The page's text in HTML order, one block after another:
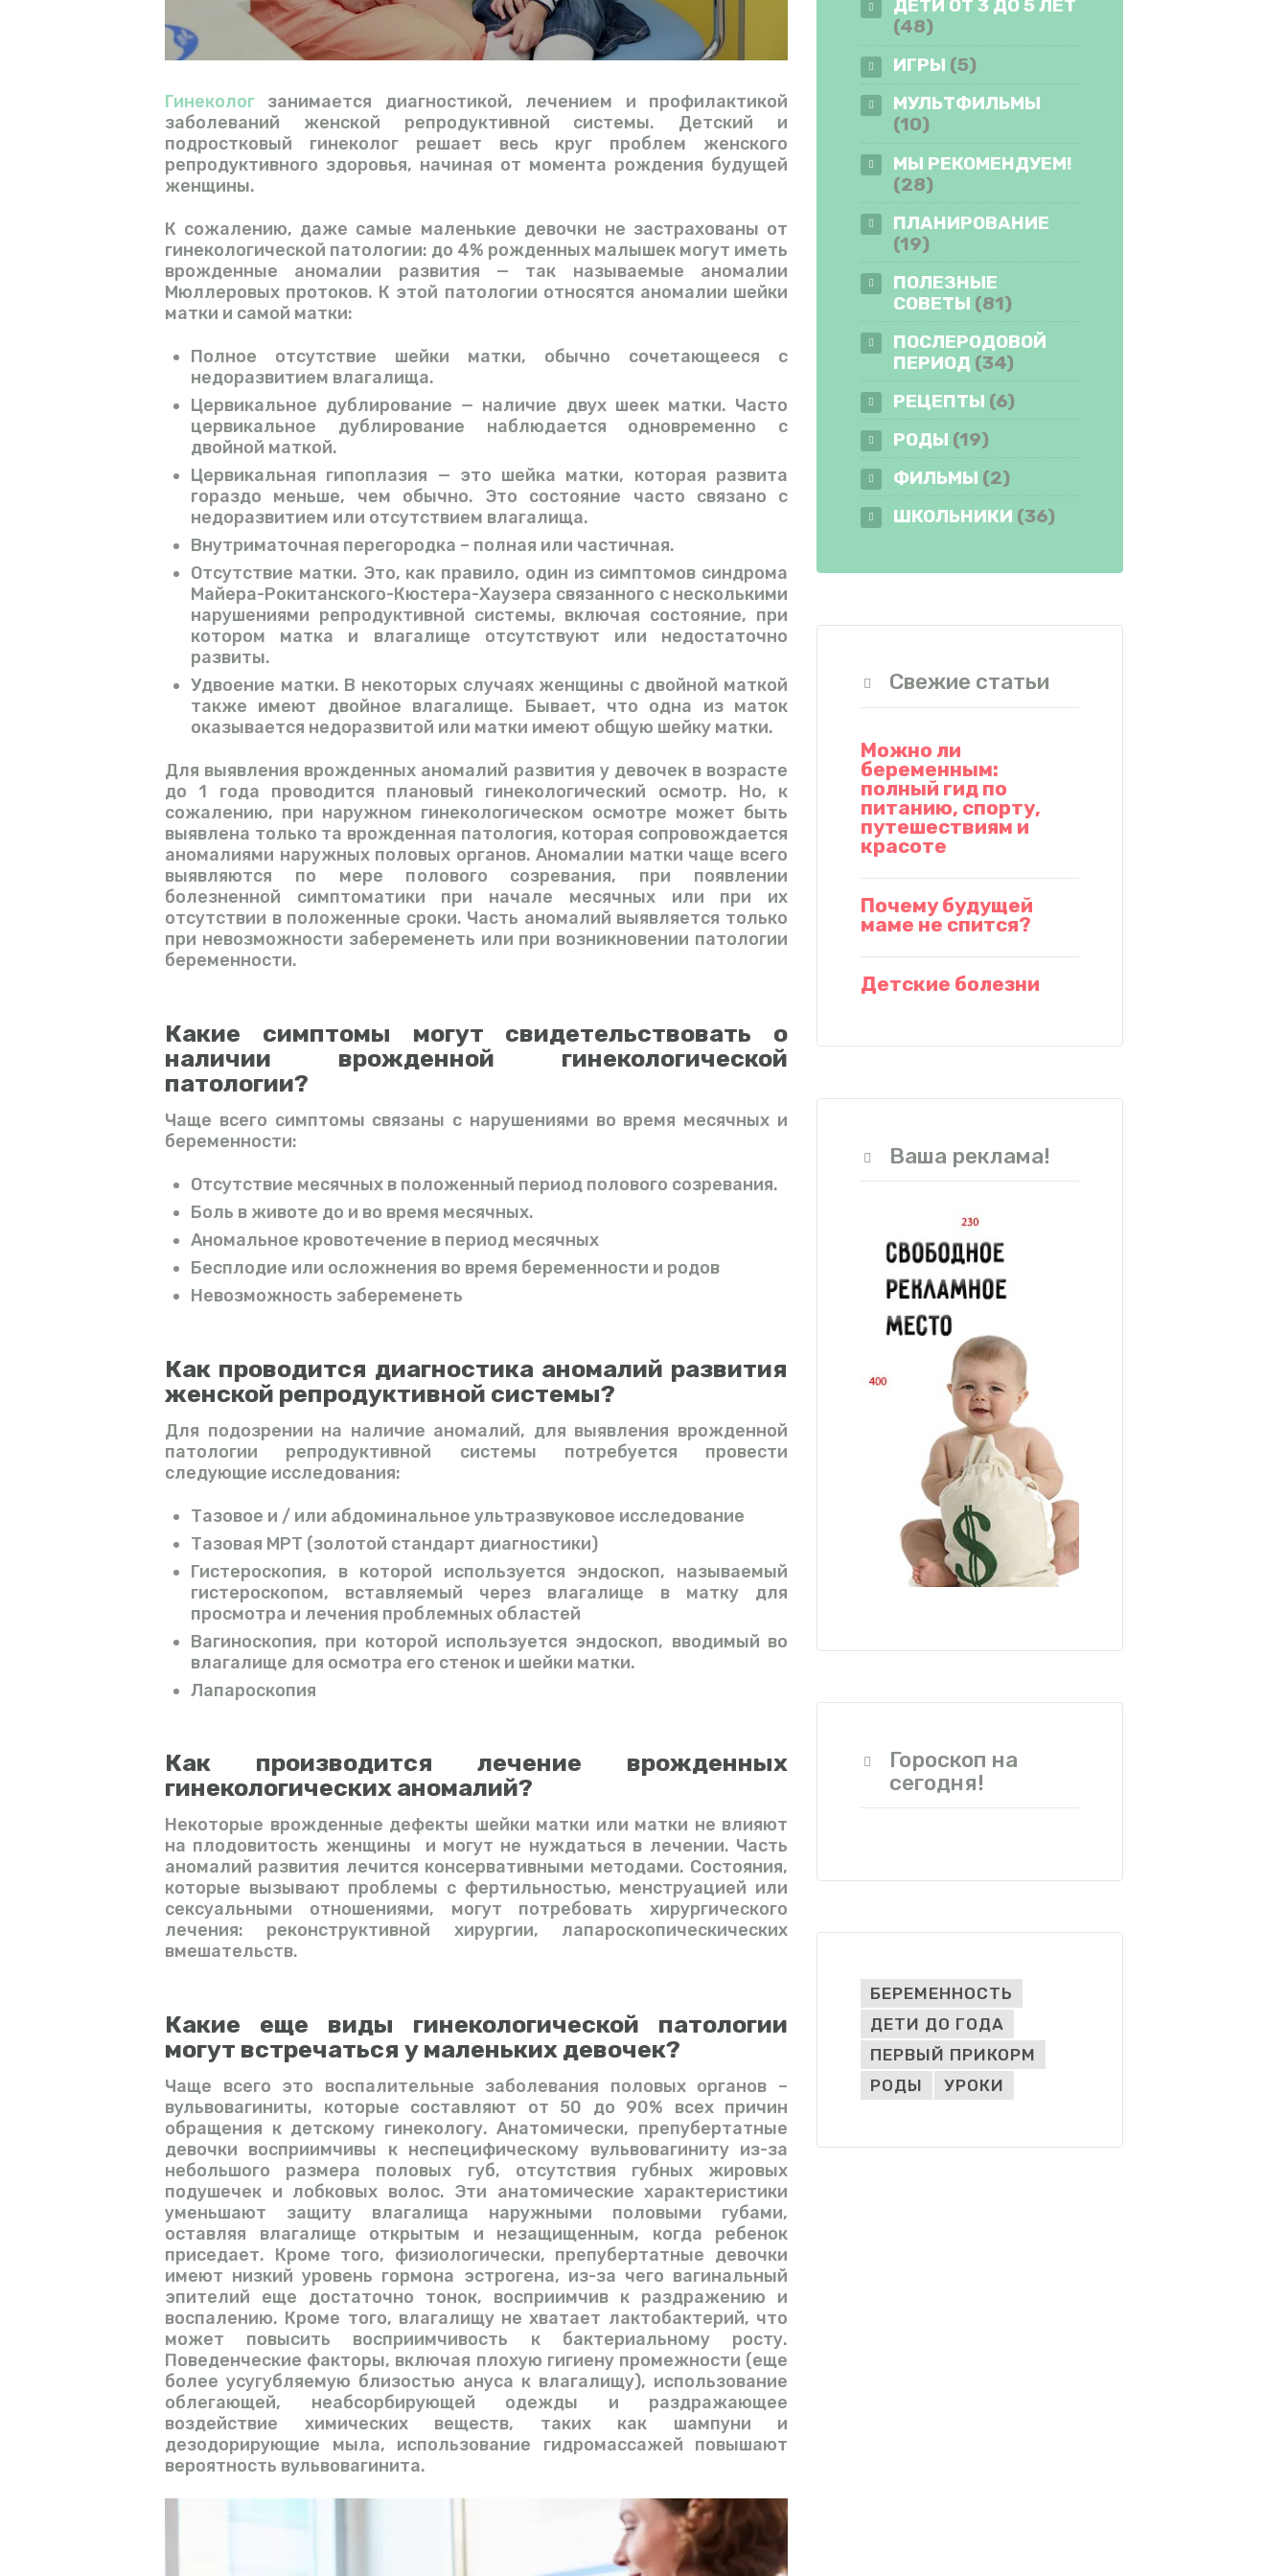
Гинеколог занимается диагностикой, лечением и профилактикой
заболеваний женской репродуктивной системы. Детский и
подростковый гинеколог решает весь круг проблем женского
репродуктивного здоровья, начиная от момента рождения будущей
женщины.
К сожалению, даже самые маленькие девочки не застрахованы от
гинекологической патологии: до 4% рожденных малышек могут иметь
врожденные аномалии развития — так называемые аномалии
Мюллеровых протоков. К этой патологии относятся аномалии шейки
матки и самой матки:
Полное отсутствие шейки матки, обычно сочетающееся с
недоразвитием влагалища.
Цервикальное дублирование — наличие двух шеек матки. Часто
цервикальное дублирование наблюдается одновременно с
двойной маткой.
Цервикальная гипоплазия — это шейка матки, которая развита
гораздо меньше, чем обычно. Это состояние часто связано с
недоразвитием или отсутствием влагалища.
Внутриматочная перегородка – полная или частичная.
Отсутствие матки. Это, как правило, один из симптомов синдрома
Майера-Рокитанского-Кюстера-Хаузера связанного с несколькими
нарушениями репродуктивной системы, включая состояние, при
котором матка и влагалище отсутствуют или недостаточно
развиты.
Удвоение матки. В некоторых случаях женщины с двойной маткой
также имеют двойное влагалище. Бывает, что одна из маток
оказывается недоразвитой или матки имеют общую шейку матки.
Для выявления врожденных аномалий развития у девочек в возрасте
до 1 года проводится плановый гинекологический осмотр. Но, к
сожалению, при наружном гинекологическом осмотре может быть
выявлена только та врожденная патология, которая сопровождается
аномалиями наружных половых органов. Аномалии матки чаще всего
выявляются по мере полового созревания, при появлении
болезненной симптоматики при начале месячных или при их
отсутствии в положенные сроки. Часть аномалий выявляется только
при невозможности забеременеть или при возникновении патологии
беременности.
Какие симптомы могут свидетельствовать о
наличии врожденной гинекологической
патологии?
Чаще всего симптомы связаны с нарушениями во время месячных и
беременности:
Отсутствие месячных в положенный период полового созревания.
Боль в животе до и во время месячных.
Аномальное кровотечение в период месячных
Бесплодие или осложнения во время беременности и родов
Невозможность забеременеть
Как проводится диагностика аномалий развития
женской репродуктивной системы?
Для подозрении на наличие аномалий, для выявления врожденной
патологии репродуктивной системы потребуется провести
следующие исследования:
Тазовое и / или абдоминальное ультразвуковое исследование
Тазовая МРТ (золотой стандарт диагностики)
Гистероскопия, в которой используется эндоскоп, называемый
гистероскопом, вставляемый через влагалище в матку для
просмотра и лечения проблемных областей
Вагиноскопия, при которой используется эндоскоп, вводимый во
влагалище для осмотра его стенок и шейки матки.
Лапароскопия
Как производится лечение врожденных
гинекологических аномалий?
Некоторые врожденные дефекты шейки матки или матки не влияют
на плодовитость женщины и могут не нуждаться в лечении. Часть
аномалий развития лечится консервативными методами. Состояния,
которые вызывают проблемы с фертильностью, менструацией или
сексуальными отношениями, могут потребовать хирургического
лечения: реконструктивной хирургии, лапароскопическических
вмешательств.
Какие еще виды гинекологической патологии
могут встречаться у маленьких девочек?
Чаще всего это воспалительные заболевания половых органов –
вульвовагиниты, которые составляют от 50 до 90% всех причин
обращения к детскому гинекологу. Анатомически, препубертатные
девочки восприимчивы к неспецифическому вульвовагиниту из-за
небольшого размера половых губ, отсутствия губных жировых
подушечек и лобковых волос. Эти анатомические характеристики
уменьшают защиту влагалища наружными половыми губами,
оставляя влагалище открытым и незащищенным, когда ребенок
приседает. Кроме того, физиологически, препубертатные девочки
имеют низкий уровень гормона эстрогена, из-за чего вагинальный
эпителий еще достаточно тонок, восприимчив к раздражению и
воспалению. Кроме того, влагалищу не хватает лактобактерий, что
может повысить восприимчивость к бактериальному росту.
Поведенческие факторы, включая плохую гигиену промежности (еще
более усугубляемую близостью ануса к влагалищу), использование
облегающей, неабсорбирующей одежды и раздражающее
воздействие химических веществ, таких как шампуни и
дезодорирующие мыла, использование гидромассажей повышают
вероятность вульвовагинита.
ДЕТИ ОТ 3 ДО 5 ЛЕТ
(48)
ИГРЫ (5)
МУЛЬТФИЛЬМЫ
(10)
МЫ РЕКОМЕНДУЕМ!
(28)
ПЛАНИРОВАНИЕ
(19)
ПОЛЕЗНЫЕ
СОВЕТЫ (81)
ПОСЛЕРОДОВОЙ
ПЕРИОД (34)
РЕЦЕПТЫ (6)
РОДЫ (19)
ФИЛЬМЫ (2)
ШКОЛЬНИКИ (36)
Свежие статьи
Можно ли
беременным:
полный гид по
питанию, спорту,
путешествиям и
красоте
Почему будущей
маме не спится?
Детские болезни
Ваша реклама!
Гороскоп на
сегодня!
БЕРЕМЕННОСТЬ
ДЕТИ ДО ГОДА
ПЕРВЫЙ ПРИКОРМ
РОДЫ
УРОКИ